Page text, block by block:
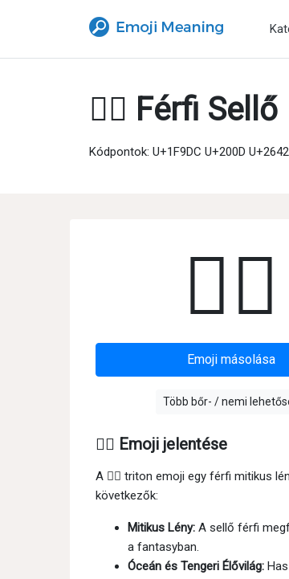
🧜‍♂️ Férfi Sellő
Kódpontok: U+1F9DC U+200D
🧜‍♂️
Emoji másolása
Több bőr- / nemi
🧜‍♂️ Emoji jelentése
A 🧜‍♂ triton emoji egy férfi mitikus
következők:
Mitikus Lény: A sellő férfi
a fantasyban.
Óceán és Tengeri Élővilág: